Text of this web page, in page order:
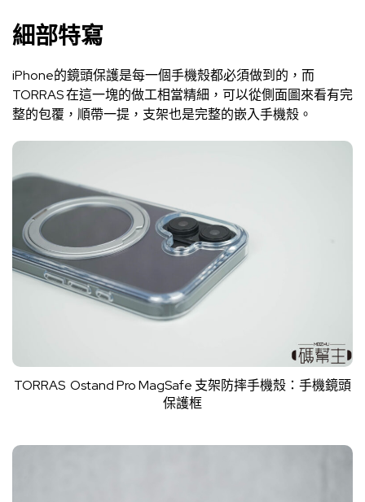
細部特寫
iPhone的鏡頭保護是每一個手機殼都必須做到的，而
TORRAS 在這一塊的做工相當精細，可以從側面圖來看有完
整的包覆，順帶一提，支架也是完整的嵌入手機殼。
TORRAS Ostand Pro MagSafe 支架防摔手機殼：手機鏡頭
保護框